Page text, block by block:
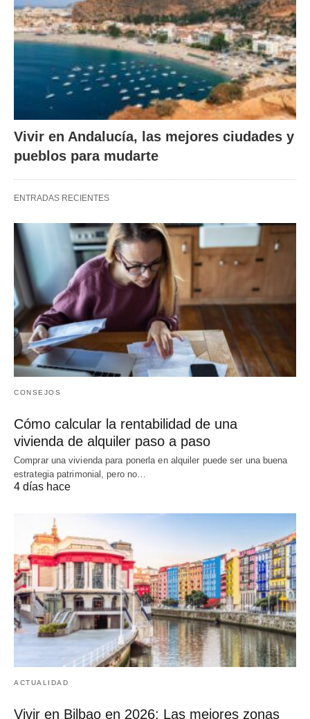
Vivir en Andalucía, las mejores ciudades y
pueblos para mudarte
ENTRADAS RECIENTES
CONSEJOS
Cómo calcular la rentabilidad de una
vivienda de alquiler paso a paso
Comprar una vivienda para ponerla en alquiler puede ser una buena
estrategia patrimonial, pero no…
4 días hace
ACTUALIDAD
Vivir en Bilbao en 2026: Las mejores zonas